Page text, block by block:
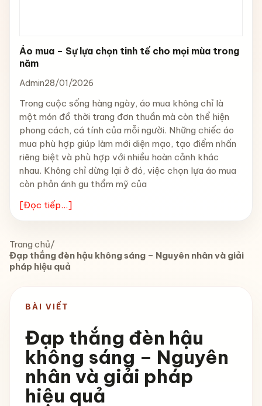
Áo mua – Sự lựa chọn tinh tế cho mọi mùa trong
năm
Admin28/01/2026
Trong cuộc sống hàng ngày, áo mua không chỉ là
một món đồ thời trang đơn thuần mà còn thể hiện
phong cách, cá tính của mỗi người. Những chiếc áo
mua phù hợp giúp làm mới diện mạo, tạo điểm nhấn
riêng biệt và phù hợp với nhiều hoàn cảnh khác
nhau. Không chỉ dừng lại ở đó, việc chọn lựa áo mua
còn phản ánh gu thẩm mỹ của
[Đọc tiếp...]
Trang chủ/
Đạp thắng đèn hậu không sáng – Nguyên nhân và giải
pháp hiệu quả
BÀI VIẾT
Đạp thắng đèn hậu
không sáng – Nguyên
nhân và giải pháp
hiệu quả